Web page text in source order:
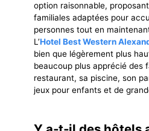
option raisonnable,
familiales adaptées pour
personnes tout en
L’Hotel Best Western
bien que légèrement plus
beaucoup plus apprécié des
restaurant, sa piscine, son
jeux pour enfants et de